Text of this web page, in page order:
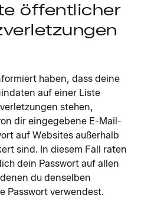
öffentlicher
haben, dass deine
auf einer Liste
stehen,
dir eingegebene E-Mail-
auf Websites außerhalb
sind. In diesem Fall raten
dein Passwort auf allen
du denselben
Passwort verwendest.